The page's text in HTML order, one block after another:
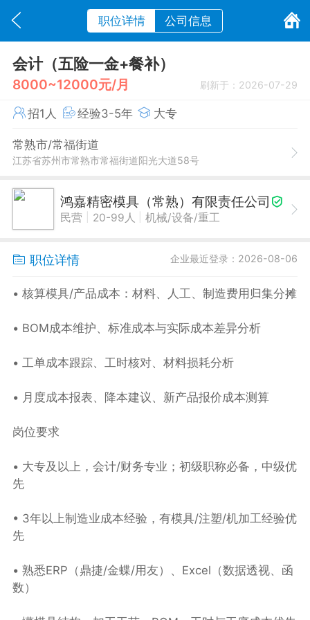
职位详情 公司信息
会计（五险一金+餐补）
8000~12000元/月 刷新于：2026-07-29
招1人 经验3-5年 大专
常熟市/常福街道
江苏省苏州市常熟市常福街道阳光大道58号
鸿嘉精密模具（常熟）有限责任公司
民营 20-99人 机械/设备/重工
职位详情 企业最近登录：2026-08-06
• 核算模具/产品成本：材料、人工、制造费用归集分摊
• BOM成本维护、标准成本与实际成本差异分析
• 工单成本跟踪、工时核对、材料损耗分析
• 月度成本报表、降本建议、新产品报价成本测算
岗位要求
• 大专及以上，会计/财务专业；初级职称必备，中级优
先
• 3年以上制造业成本经验，有模具/注塑/机加工经验优
先
• 熟悉ERP（鼎捷/金蝶/用友）、Excel（数据透视、函
数）